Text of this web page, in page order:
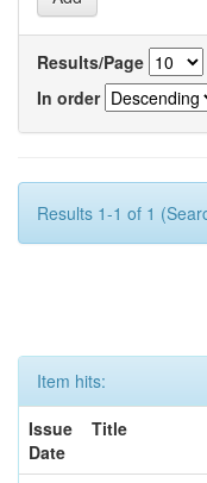
Results/Page
In order
Results 1-1 of 1
Item hits:
Issue
Date
Title